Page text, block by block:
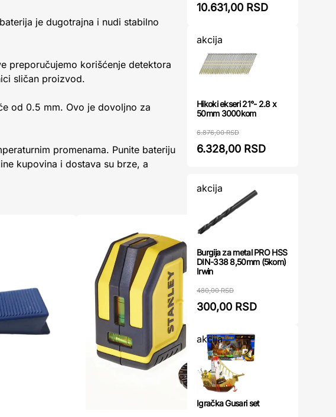
je dugotrajna i nudi stabilno
preporučujemo korišćenje detektora
sličan proizvod.
od 0.5 mm. Ovo je dovoljno za
promenama. Punite bateriju
kupovina i dostava su brze, a
10.631,00 RSD
akcija
Hikoki ekseri 21°- 2.8 x
50mm 3000kom
6.876,00 RSD
6.328,00 RSD
akcija
Burgija za metal PRO HSS
DIN-338 8,50mm (5kom)
Irwin
480,00 RSD
300,00 RSD
akcija
Igračka Gusari set